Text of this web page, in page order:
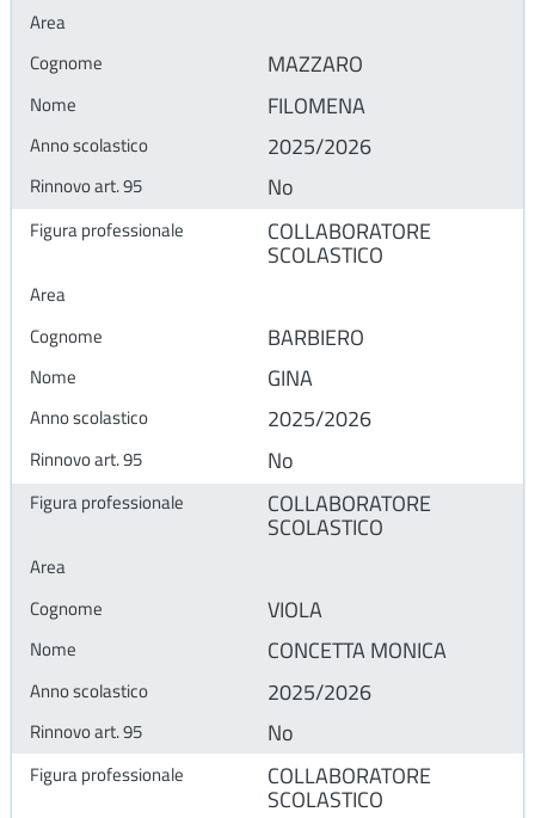
MAZZARO
FILOMENA
2025/2026
No
COLLABORATORE
SCOLASTICO
BARBIERO
GINA
2025/2026
No
COLLABORATORE
SCOLASTICO
VIOLA
CONCETTA MONICA
2025/2026
No
COLLABORATORE
SCOLASTICO